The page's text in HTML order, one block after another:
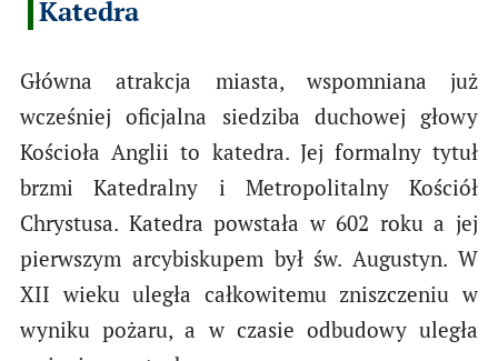
Katedra
Główna atrakcja miasta, wspomniana już
wcześniej oficjalna siedziba duchowej głowy
Kościoła Anglii to katedra. Jej formalny tytuł
brzmi Katedralny i Metropolitalny Kościół
Chrystusa. Katedra powstała w 602 roku a jej
pierwszym arcybiskupem był św. Augustyn. W
XII wieku uległa całkowitemu zniszczeniu w
wyniku pożaru, a w czasie odbudowy uległa